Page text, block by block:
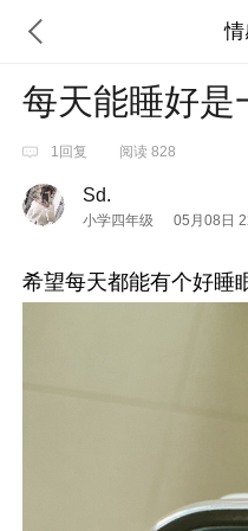
每天能睡好是
1回复 阅读 828
Sd.
小学四年级 05月08日
希望每天都能有个好睡